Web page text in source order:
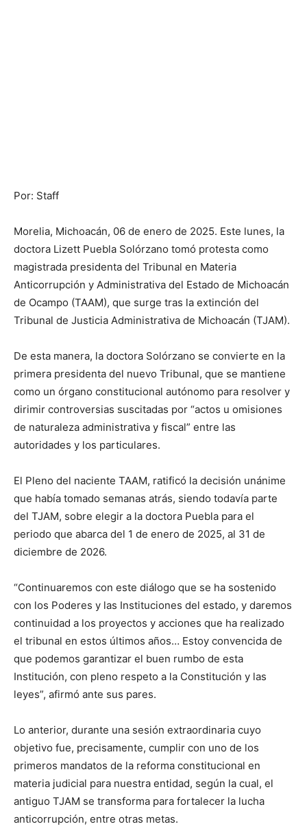
Por: Staff
Morelia, Michoacán, 06 de enero de 2025. Este lunes, la
doctora Lizett Puebla Solórzano tomó protesta como
magistrada presidenta del Tribunal en Materia
Anticorrupción y Administrativa del Estado de Michoacán
de Ocampo (TAAM), que surge tras la extinción del
Tribunal de Justicia Administrativa de Michoacán (TJAM).
De esta manera, la doctora Solórzano se convierte en la
primera presidenta del nuevo Tribunal, que se mantiene
como un órgano constitucional autónomo para resolver y
dirimir controversias suscitadas por “actos u omisiones
de naturaleza administrativa y fiscal” entre las
autoridades y los particulares.
El Pleno del naciente TAAM, ratificó la decisión unánime
que había tomado semanas atrás, siendo todavía parte
del TJAM, sobre elegir a la doctora Puebla para el
periodo que abarca del 1 de enero de 2025, al 31 de
diciembre de 2026.
“Continuaremos con este diálogo que se ha sostenido
con los Poderes y las Instituciones del estado, y daremos
continuidad a los proyectos y acciones que ha realizado
el tribunal en estos últimos años… Estoy convencida de
que podemos garantizar el buen rumbo de esta
Institución, con pleno respeto a la Constitución y las
leyes”, afirmó ante sus pares.
Lo anterior, durante una sesión extraordinaria cuyo
objetivo fue, precisamente, cumplir con uno de los
primeros mandatos de la reforma constitucional en
materia judicial para nuestra entidad, según la cual, el
antiguo TJAM se transforma para fortalecer la lucha
anticorrupción, entre otras metas.